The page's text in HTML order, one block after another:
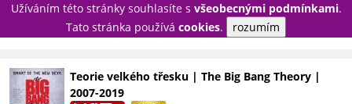
Užíváním této stránky souhlasíte s všeobecnými podmínkami.
Tato stránka používá cookies. rozumím
PŘIHLÁSIT
Teorie velkého třesku | The Big Bang Theory |
2007-2019